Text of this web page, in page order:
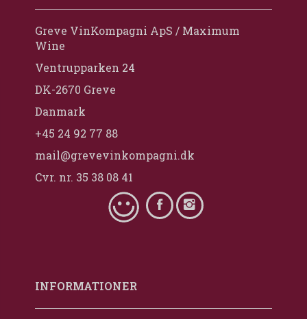
Greve VinKompagni ApS / Maximum
Wine
Ventrupparken 24
DK-2670 Greve
Danmark
+45 24 92 77 88
mail@grevevinkompagni.dk
Cvr. nr. 35 38 08 41
INFORMATIONER